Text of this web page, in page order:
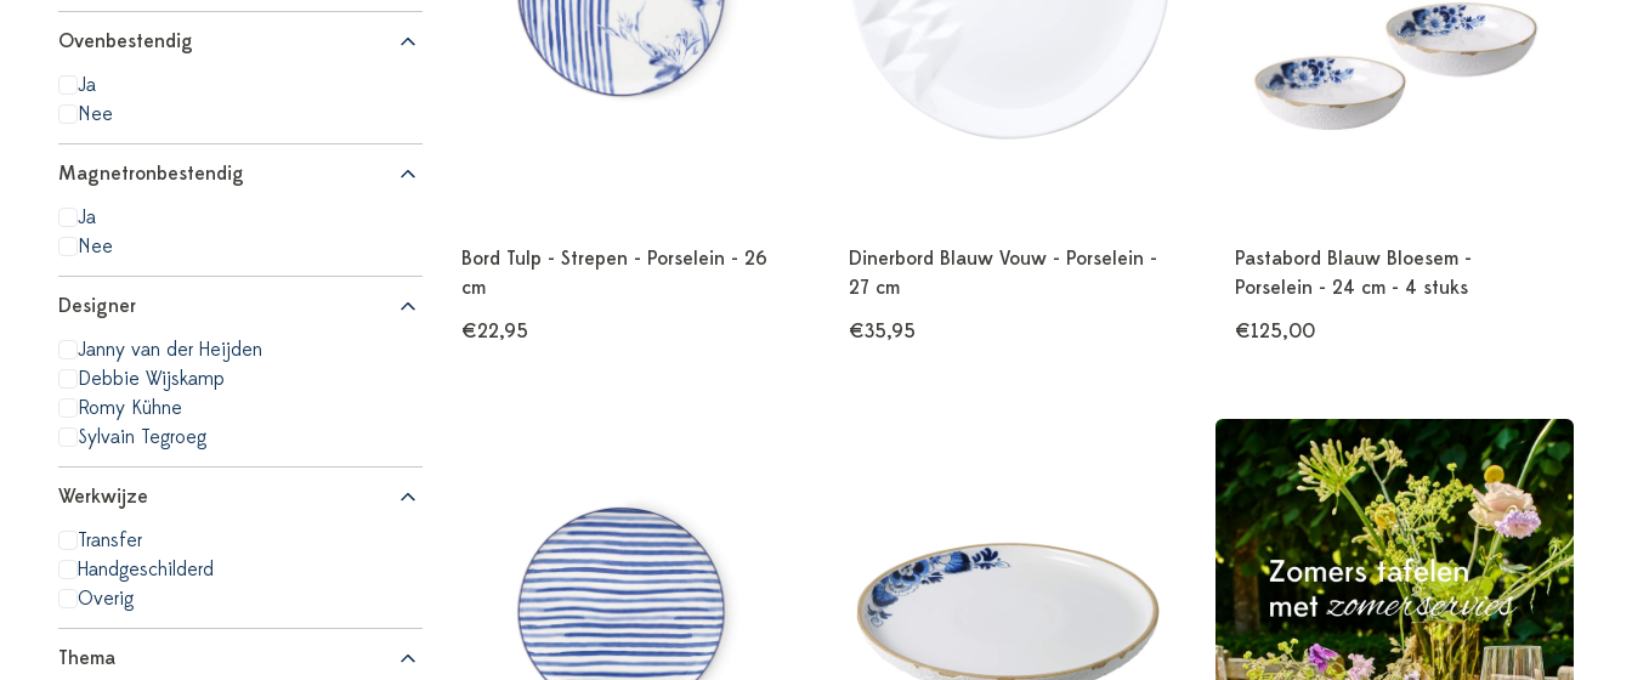
Ovenbestendig
Ja
Nee
Magnetronbestendig
Ja
Nee
Designer
Janny van der Heijden
Debbie Wijskamp
Romy Kühne
Sylvain Tegroeg
Werkwijze
Transfer
Handgeschilderd
Overig
Thema
Bord Tulp - Strepen - Porselein - 26
cm
€22,95
Dinerbord Blauw Vouw - Porselein -
27 cm
€35,95
Pastabord Blauw Bloesem -
Porselein - 24 cm - 4 stuks
€125,00